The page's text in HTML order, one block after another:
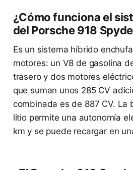
¿Cómo funciona el
del Porsche 918
Es un sistema híbrido
motores: un V8 de gasolina
trasero y dos motores
que suman unos 285 CV
combinada es de 887 CV. La
litio permite una autonomía
km y se puede recargar en